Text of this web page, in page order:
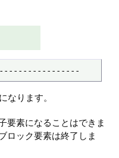
なります。
要素になることはできま
ロック要素は終了しま